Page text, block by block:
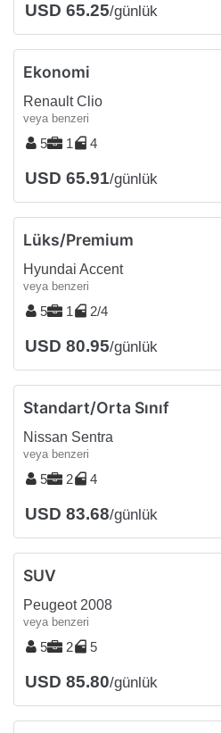
USD 65.25/günlük
Ekonomi
Renault Clio
veya benzeri
5 1 4
USD 65.91/günlük
Lüks/Premium
Hyundai Accent
veya benzeri
5 1 2/4
USD 80.95/günlük
Standart/Orta Sınıf
Nissan Sentra
veya benzeri
5 2 4
USD 83.68/günlük
SUV
Peugeot 2008
veya benzeri
5 2 5
USD 85.80/günlük